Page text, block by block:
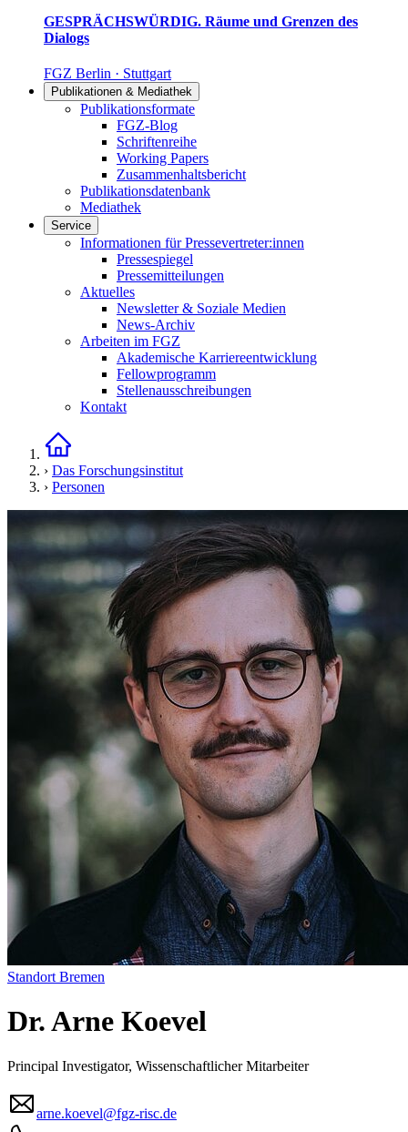
GESPRÄCHSWÜRDIG. Räume und Grenzen des
Dialogs
FGZ Berlin · Stuttgart
Publikationen & Mediathek
Links in diesem Bereich anzeigen
Publikationsformate
FGZ-Blog
Schriftenreihe
Working Papers
Zusammenhaltsbericht
Publikationsdatenbank
Mediathek
Service
Links in diesem Bereich anzeigen
Informationen für Pressevertreter:innen
Pressespiegel
Pressemitteilungen
Aktuelles
Newsletter & Soziale Medien
News-Archiv
Arbeiten im FGZ
Akademische Karriereentwicklung
Fellowprogramm
Stellenausschreibungen
Kontakt
Startseite
› Das Forschungsinstitut
› Personen
Standort Bremen
Dr. Arne Koevel
Principal Investigator, Wissenschaftlicher Mitarbeiter
arne.koevel@fgz-risc.de